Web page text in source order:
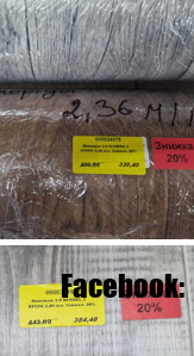
Facebook: